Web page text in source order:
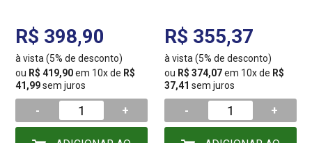
R$ 398,90
à vista (5% de desconto)
ou R$ 419,90em 10x de R$
41,99sem juros
- +
R$ 355,37
à vista (5% de desconto)
ou R$ 374,07em 10x de R$
37,41 sem juros
- +